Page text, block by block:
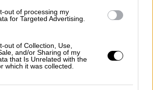
out of processing my
for Targeted Advertising.
out of Collection, Use,
and/or Sharing of my
that Is Unrelated with the
which it was collected.
4 Κύπελλα Γερμανίας, 4
Δυτικής Γερμανίας, ένα
3 Κύπελλα Ευρώπης
Κύπελλο. Το 1977
ΗΠΑ, στον Κόσμο της Νέας
οποίο κέρδισε 3
Βόρειας Αμερικής σε 4